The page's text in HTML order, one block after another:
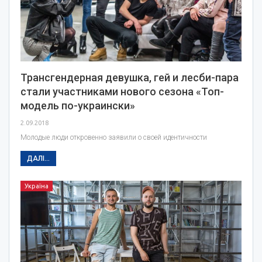
Трансгендерная девушка, гей и лесби-пара
стали участниками нового сезона «Топ-
модель по-украински»
2.09.2018
Молодые люди откровенно заявили о своей идентичности
ДАЛІ...
Україна